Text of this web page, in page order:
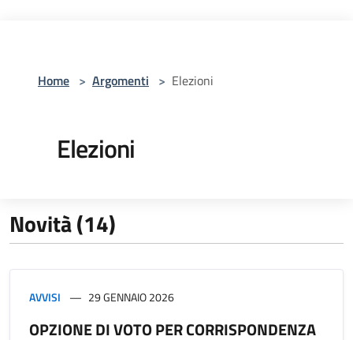
Home > Argomenti > Elezioni
Elezioni
Novità (14)
AVVISI 29 GENNAIO 2026
OPZIONE DI VOTO PER CORRISPONDENZA